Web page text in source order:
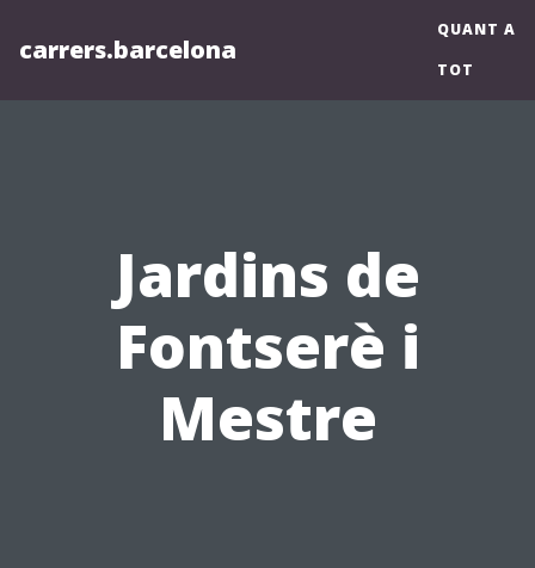
carrers.barcelona
QUANT A
TOT
Jardins de
Fontserè i
Mestre